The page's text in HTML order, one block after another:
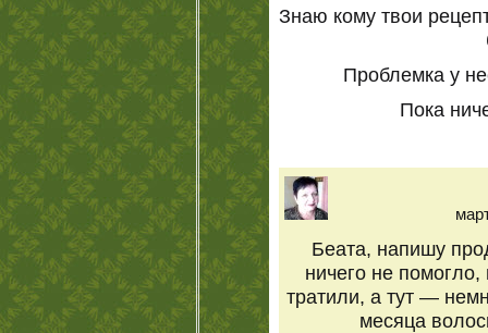
Знаю кому твои
Проблемка у
Пока
Беата, напишу
ничего не
тратили, а тут —
месяца